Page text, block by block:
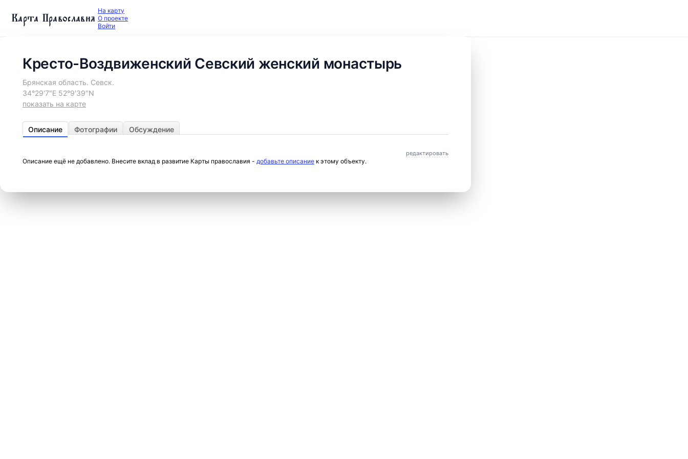
Карта Православия На карту
О проекте
Войти
Кресто-Воздвиженский Севский женский монастырь
Брянская область. Севск.
34°29′7″E 52°9′39″N
показать на карте
Описание Фотографии Обсуждение
редактировать
Описание ещё не добавлено. Внесите вклад в развитие Карты православия - добавьте описание к этому объекту.